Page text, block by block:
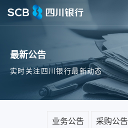
最新公告
实时关注四川银行最新动态
业务公告 采购公告